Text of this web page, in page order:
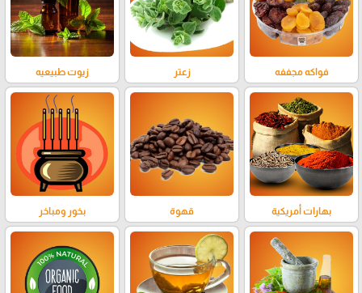
فواكه مجففه زعتر زيوت طبيعيه
بهارات أمريكية قهوة بخور ومباخر